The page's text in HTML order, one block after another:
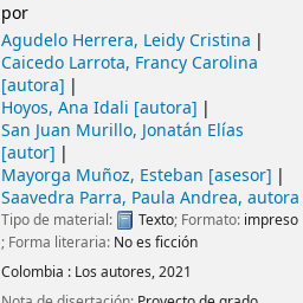
por
Agudelo Herrera, Leidy Cristina
Caicedo Larrota, Francy Carolina
[autora]
Hoyos, Ana Idali [autora]
San Juan Murillo, Jonatán Elías
[autor]
Mayorga Muñoz, Esteban [asesor]
Saavedra Parra, Paula Andrea, autora
Tipo de material: Texto; Formato: impreso
; Forma literaria: No es ficción
Colombia : Los autores,2021